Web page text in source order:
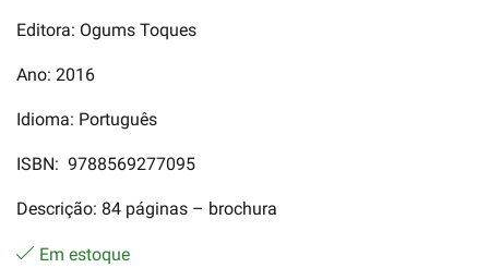
Editora: Ogums Toques
Ano: 2016
Idioma: Português
ISBN: 9788569277095
Descrição: 84 páginas – brochura
Em estoque